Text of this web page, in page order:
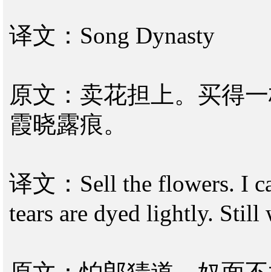
译文：Song Dynasty
原文：卖花担上。买得
霞晓露痕。
译文：Sell the flowers. I
tears are dyed lightly.